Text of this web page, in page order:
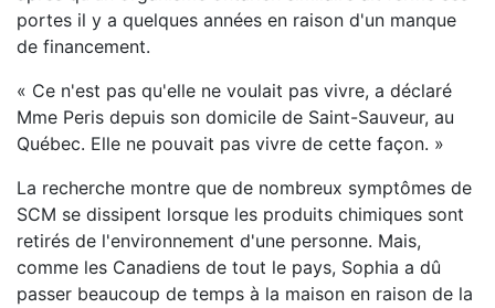
portes il y a quelques années en raison d'un manque
de financement.
« Ce n'est pas qu'elle ne voulait pas vivre, a déclaré
Mme Peris depuis son domicile de Saint-Sauveur, au
Québec. Elle ne pouvait pas vivre de cette façon. »
La recherche montre que de nombreux symptômes de
SCM se dissipent lorsque les produits chimiques sont
retirés de l'environnement d'une personne. Mais,
comme les Canadiens de tout le pays, Sophia a dû
passer beaucoup de temps à la maison en raison de la